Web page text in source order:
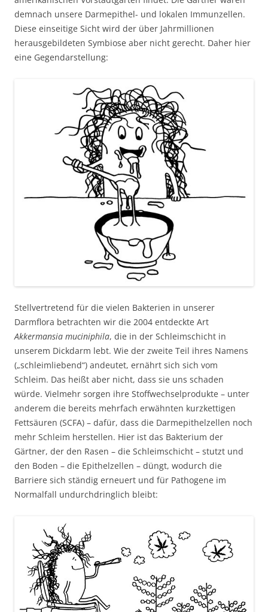
demnach unsere Darmepithel- und lokalen Immunzellen.
Diese einseitige Sicht wird der über Jahrmillionen
herausgebildeten Symbiose aber nicht gerecht. Daher hier
eine Gegendarstellung:
Stellvertretend für die vielen Bakterien in unserer
Darmflora betrachten wir die 2004 entdeckte Art
Akkermansia muciniphila, die in der Schleimschicht in
unserem Dickdarm lebt. Wie der zweite Teil ihres Namens
(„schleimliebend“) andeutet, ernährt sich sich vom
Schleim. Das heißt aber nicht, dass sie uns schaden
würde. Vielmehr sorgen ihre Stoffwechselprodukte – unter
anderem die bereits mehrfach erwähnten kurzkettigen
Fettsäuren (SCFA) – dafür, dass die Darmepithelzellen noch
mehr Schleim herstellen. Hier ist das Bakterium der
Gärtner, der den Rasen – die Schleimschicht – stutzt und
den Boden – die Epithelzellen – düngt, wodurch die
Barriere sich ständig erneuert und für Pathogene im
Normalfall undurchdringlich bleibt: